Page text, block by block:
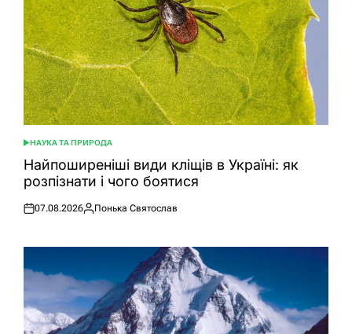
ОПУБЛІКУВАТИ
У
НАУКА ТА ПРИРОДА
Найпоширеніші види кліщів в Україні: як
розпізнати і чого боятися
Оприлюднено
07.08.2026
Опубліковано
Понька Святослав